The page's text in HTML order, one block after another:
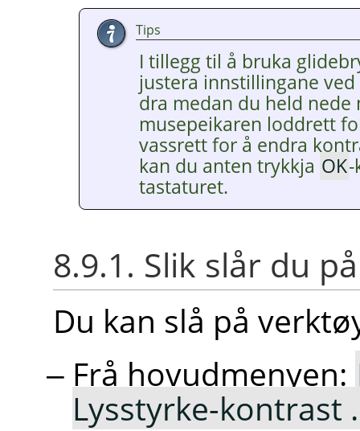
Tips
I tillegg til å bruka
justera innstillingane
dra medan du held nede
musepeikaren loddrett
vassrett for å endra
kan du anten trykkja OK
tastaturet.
8.9.1. Slik slår du
Du kan slå på
Frå hovudmenyen:
Lysstyrke-kontrast